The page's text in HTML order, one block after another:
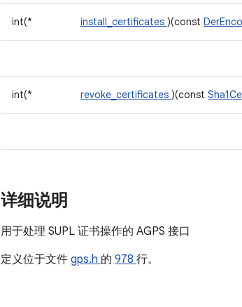
int(* install_certificates )(const
int(* revoke_certificates )(const
详细说明
用于处理 SUPL 证书操作的 AGPS 接口
定义位于文件 gps.h 的 978 行。